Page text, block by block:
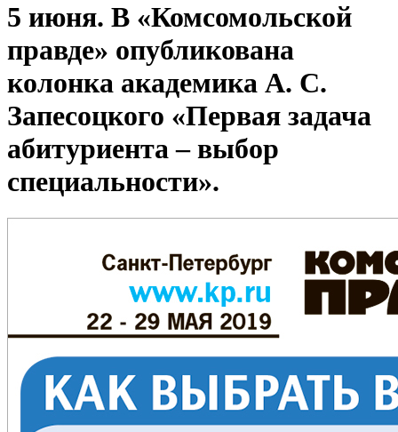
5 июня. В «Комсомольской
правде» опубликована
колонка академика А. С.
Запесоцкого «Первая задача
абитуриента – выбор
специальности».